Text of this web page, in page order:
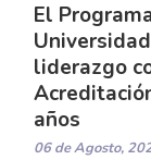
El
liderazgo
años
06 de Agosto,